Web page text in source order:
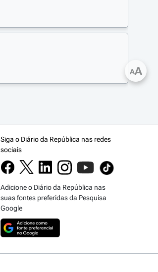
AA
Siga o Diário da República nas redes
sociais
Adicione o Diário da República nas
suas fontes preferidas da Pesquisa
Google